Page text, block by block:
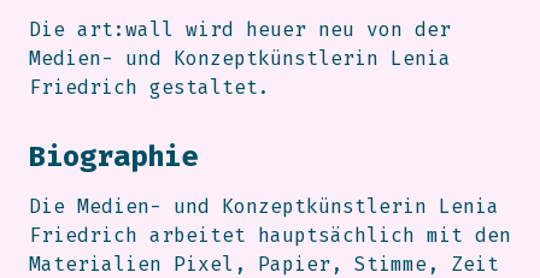
Die art:wall wird heuer neu von der
Medien- und Konzeptkünstlerin Lenia
Friedrich gestaltet.
Biographie
Die Medien- und Konzeptkünstlerin Lenia
Friedrich arbeitet hauptsächlich mit den
Materialien Pixel, Papier, Stimme, Zeit